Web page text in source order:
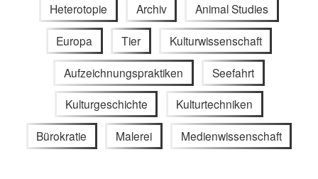
Heterotopie Archiv Animal Studies
Europa Tier Kulturwissenschaft
Aufzeichnungspraktiken Seefahrt
Kulturgeschichte Kulturtechniken
Bürokratie Malerei Medienwissenschaft